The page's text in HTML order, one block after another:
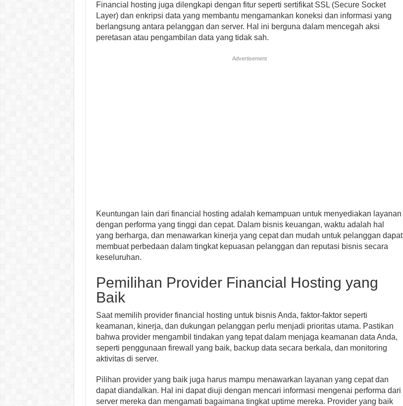
Financial hosting juga dilengkapi dengan fitur seperti sertifikat SSL (Secure Socket
Layer) dan enkripsi data yang membantu mengamankan koneksi dan informasi yang
berlangsung antara pelanggan dan server. Hal ini berguna dalam mencegah aksi
peretasan atau pengambilan data yang tidak sah.
Advertisement
Keuntungan lain dari financial hosting adalah kemampuan untuk menyediakan layanan
dengan performa yang tinggi dan cepat. Dalam bisnis keuangan, waktu adalah hal
yang berharga, dan menawarkan kinerja yang cepat dan mudah untuk pelanggan dapat
membuat perbedaan dalam tingkat kepuasan pelanggan dan reputasi bisnis secara
keseluruhan.
Pemilihan Provider Financial Hosting yang
Baik
Saat memilih provider financial hosting untuk bisnis Anda, faktor-faktor seperti
keamanan, kinerja, dan dukungan pelanggan perlu menjadi prioritas utama. Pastikan
bahwa provider mengambil tindakan yang tepat dalam menjaga keamanan data Anda,
seperti penggunaan firewall yang baik, backup data secara berkala, dan monitoring
aktivitas di server.
Pilihan provider yang baik juga harus mampu menawarkan layanan yang cepat dan
dapat diandalkan. Hal ini dapat diuji dengan mencari informasi mengenai performa dari
server mereka dan mengamati bagaimana tingkat uptime mereka. Provider yang baik